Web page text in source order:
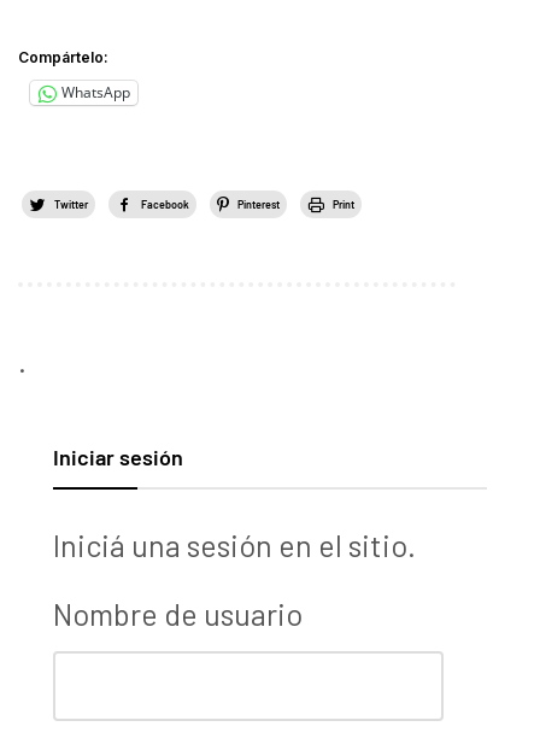
Compártelo:
WhatsApp
Twitter Facebook Pinterest Print
.
Iniciar sesión
Iniciá una sesión en el sitio.
Nombre de usuario